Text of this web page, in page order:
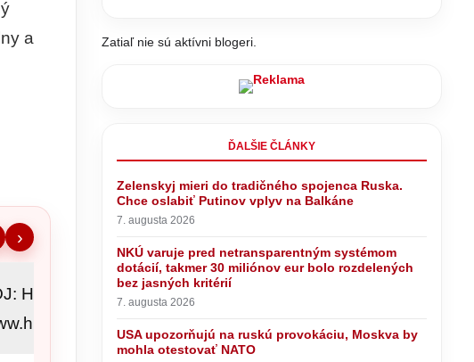
a
›
Zatiaľ nie sú aktívni blogeri.
ĎALŠIE ČLÁNKY
Zelenskyj mieri do tradičného spojenca Ruska.
Chce oslabiť Putinov vplyv na Balkáne
7. augusta 2026
NKÚ varuje pred netransparentným systémom
dotácií, takmer 30 miliónov eur bolo rozdelených
bez jasných kritérií
7. augusta 2026
USA upozorňujú na ruskú provokáciu, Moskva by
mohla otestovať NATO